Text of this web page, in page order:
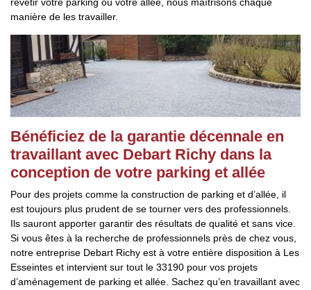
manière de les travailler.
Bénéficiez de la garantie décennale en
travaillant avec Debart Richy dans la
conception de votre parking et allée
Pour des projets comme la construction de parking et d’allée, il
est toujours plus prudent de se tourner vers des professionnels.
Ils sauront apporter garantir des résultats de qualité et sans vice.
Si vous êtes à la recherche de professionnels près de chez vous,
notre entreprise Debart Richy est à votre entière disposition à Les
Esseintes et intervient sur tout le 33190 pour vos projets
d’aménagement de parking et allée. Sachez qu’en travaillant avec